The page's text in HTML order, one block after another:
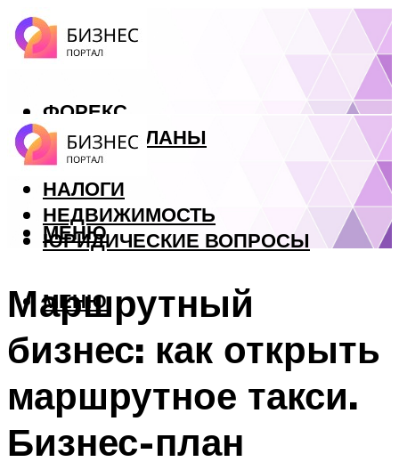
ФОРЕКС
БИЗНЕС ПЛАНЫ
КРЕДИТЫ
НАЛОГИ
НЕДВИЖИМОСТЬ
ЮРИДИЧЕСКИЕ ВОПРОСЫ
МЕНЮ
МЕНЮ
Маршрутный
бизнес: как открыть
маршрутное такси.
Бизнес-план